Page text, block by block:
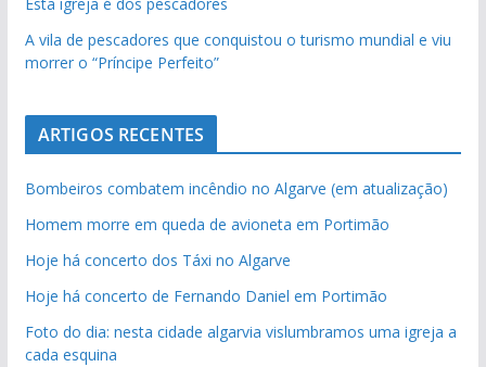
A vila de pescadores que conquistou o turismo mundial e viu
morrer o “Príncipe Perfeito”
ARTIGOS RECENTES
Bombeiros combatem incêndio no Algarve (em atualização)
Homem morre em queda de avioneta em Portimão
Hoje há concerto dos Táxi no Algarve
Hoje há concerto de Fernando Daniel em Portimão
Foto do dia: nesta cidade algarvia vislumbramos uma igreja a
cada esquina